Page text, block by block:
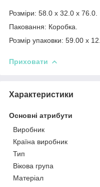
Розміри: 58.0 x 32.0 x 76.0.
Паковання: Коробка.
Розмір упаковки: 59.00 x
Приховати
Характеристики
Основні атрибути
Виробник
Країна виробник
Тип
Вікова група
Матеріал